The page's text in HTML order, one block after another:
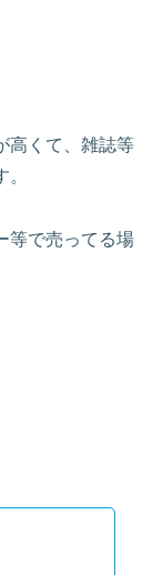
高くて、雑誌等
等で売ってる場